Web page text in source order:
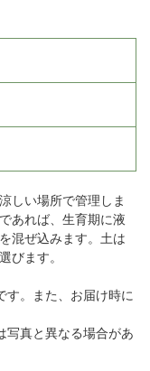
しい場所で管理しま
あれば、生育期に液
混ぜ込みます。土は
びます。
す。また、お届け時に
写真と異なる場合があ